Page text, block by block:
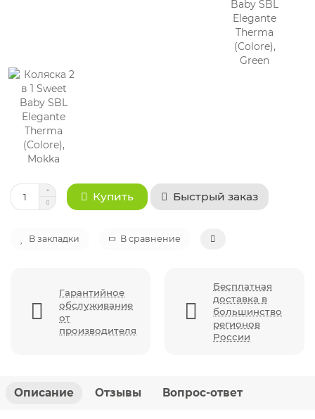
Купить Быстрый заказ
В закладки В сравнение
Гарантийное
обслуживание
от
производителя
Бесплатная
доставка в
большинство
регионов
России
Описание Отзывы Вопрос-ответ